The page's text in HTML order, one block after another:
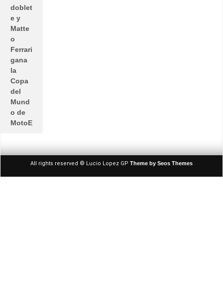
doblet
e y
Matte
o
Ferrari
gana
la
Copa
del
Mund
o de
MotoE
All rights reserved © Lucio Lopez GP Theme by Seos Themes